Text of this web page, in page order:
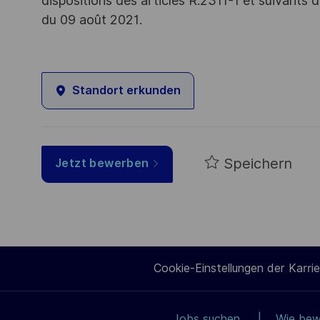
du 09 août 2021.
Standort erkunden
Jetzt bewerben Speichern
Cookie-Einstellungen der